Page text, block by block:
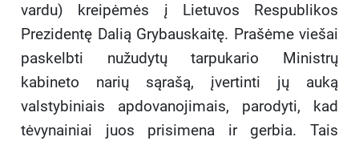
vardu) kreipėmės į Lietuvos Respublikos
Prezidentę Dalią Grybauskaitę. Prašėme viešai
paskelbti nužudytų tarpukario Ministrų
kabineto narių sąrašą, įvertinti jų auką
valstybiniais apdovanojimais, parodyti, kad
tėvynainiai juos prisimena ir gerbia. Tais